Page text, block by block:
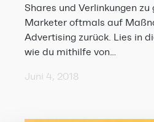
Shares und Verlinkungen
Marketer oftmals auf
Advertising zurück. Lies in
wie du mithilfe von…
Juni 4, 2018